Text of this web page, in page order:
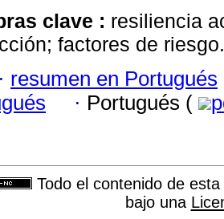
clave : resiliencia
factores de riesgo.
· resumen en Portugués
· Portugués (
Todo el contenido de
bajo una